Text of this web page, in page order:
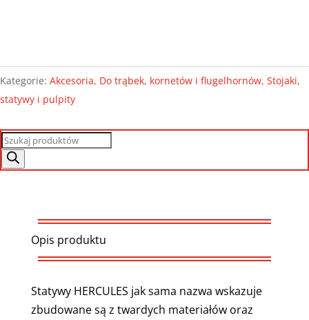
Kategorie: Akcesoria, Do trąbek, kornetów i flugelhornów, Stojaki,
statywy i pulpity
Wyszukiwarka
produktów
Opis produktu
Statywy HERCULES jak sama nazwa wskazuje
zbudowane są z twardych materiałów oraz